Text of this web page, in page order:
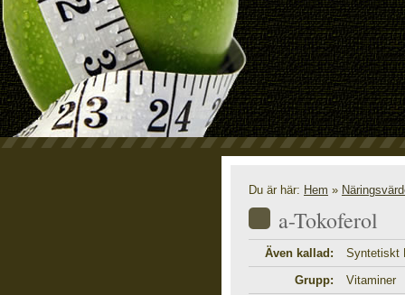
Du är här: Hem »
a-Tokoferol
Även kallad:
Syntetiskt
Grupp:
Vitaminer